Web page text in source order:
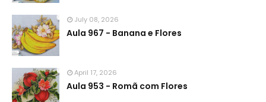
July 08, 2026
Aula 967 - Banana e Flores
April 17, 2026
Aula 953 - Romã com Flores